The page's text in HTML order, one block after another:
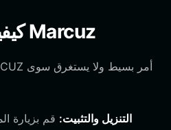
كيفية إنشاء محفظة Marcuz
التنزيل والتثبيت: قم بزيارة